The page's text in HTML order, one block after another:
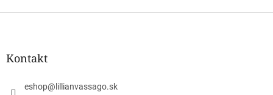
Z
Kontakt
eshop@ lillianvassago.sk